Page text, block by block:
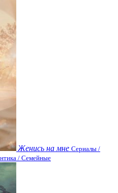
Женись на мне Сериалы /
/ Семейные